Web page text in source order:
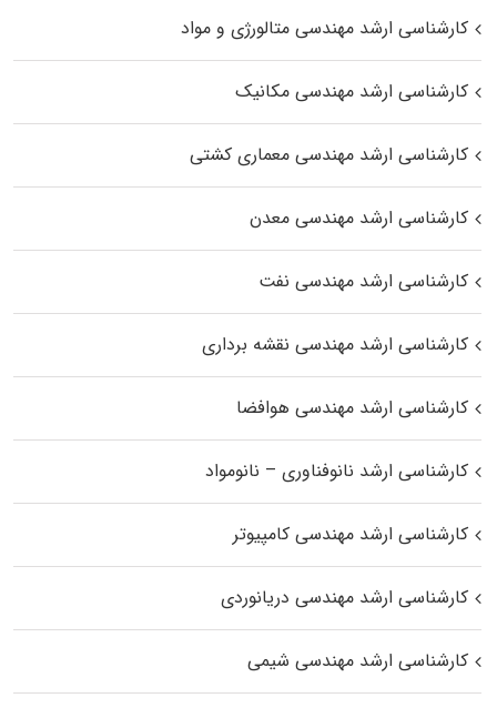
کارشناسی ارشد مهندسی متالورژی و مواد
کارشناسی ارشد مهندسی مکانیک
کارشناسی ارشد مهندسی معماری کشتی
کارشناسی ارشد مهندسی معدن
کارشناسی ارشد مهندسی نفت
کارشناسی ارشد مهندسی نقشه برداری
کارشناسی ارشد مهندسی هوافضا
کارشناسی ارشد نانوفناوری – نانومواد
کارشناسی ارشد مهندسی کامپیوتر
کارشناسی ارشد مهندسی دریانوردی
کارشناسی ارشد مهندسی شیمی